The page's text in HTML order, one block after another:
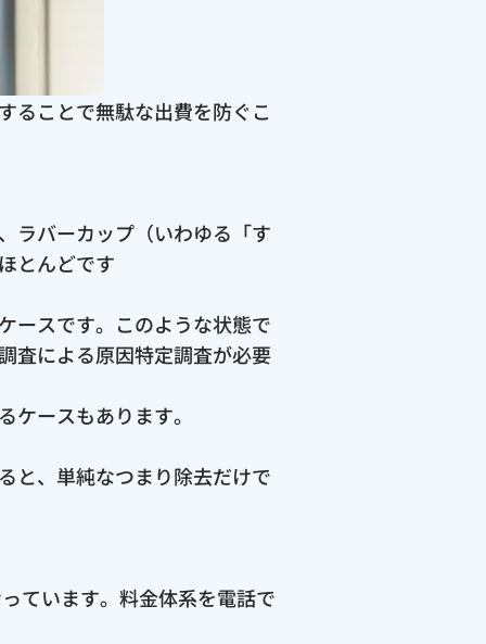
ることで無駄な出費を防ぐこ
ラバーカップ（いわゆる「す
とんどです
ースです。このような状態で
査による原因特定調査が必要
ースもあります。
と、単純なつまり除去だけで
ています。料金体系を電話で